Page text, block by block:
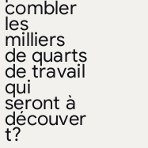
combler
les
milliers
de quarts
de travail
qui
seront à
découver
t?